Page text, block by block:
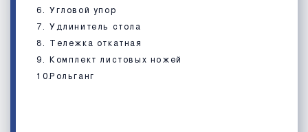
Угловой упор
Удлинитель стола
Тележка откатная
Комплект листовых ножей
Рольганг